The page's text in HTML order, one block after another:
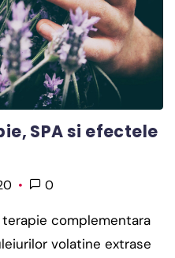
SPA si efectele
0
complementara
volatine extrase